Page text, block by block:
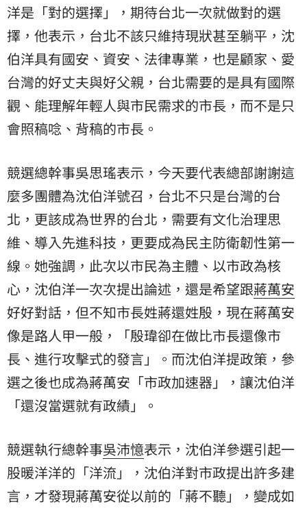
洋是「對的選擇」，期待台北一次就做對的選
擇，他表示，台北不該只維持現狀甚至躺平，沈
伯洋具有國安、資安、法律專業，也是顧家、愛
台灣的好丈夫與好父親，台北需要的是具有國際
觀、能理解年輕人與市民需求的市長，而不是只
會照稿唸、背稿的市長。
競選總幹事吳思瑤表示，今天要代表總部謝謝這
麼多團體為沈伯洋號召，台北不只是台灣的台
北，更該成為世界的台北，需要有文化治理思
維、導入先進科技，更要成為民主防衛韌性第一
線。她強調，此次以市民為主體、以市政為核
心，沈伯洋一次次提出論述，還是希望跟蔣萬安
好好對話，但不知市長姓蔣還姓殷，現在蔣萬安
像是路人甲一般，「殷瑋卻在做比市長還像市
長、進行攻擊式的發言」。而沈伯洋提政策，參
選之後也成為蔣萬安「市政加速器」，讓沈伯洋
「還沒當選就有政績」。
競選執行總幹事吳沛憶表示，沈伯洋參選引起一
股暖洋洋的「洋流」，沈伯洋對市政提出許多建
言，才發現蔣萬安從以前的「蔣不聽」，變成如